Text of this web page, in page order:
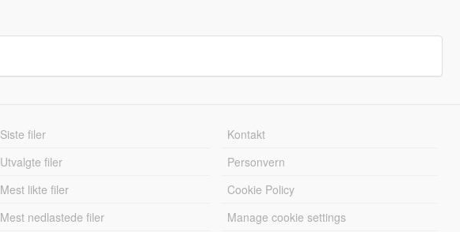
Siste filer
Utvalgte filer
Mest likte filer
Mest nedlastede filer
Kontakt
Personvern
Cookie Policy
Manage cookie settings